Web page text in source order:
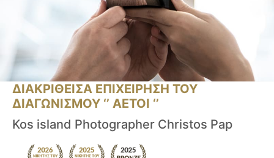
ΔΙΑΚΡΙΘΕΙΣΑ ΕΠΙΧΕΙΡΗΣΗ ΤΟΥ
ΔΙΑΓΩΝΙΣΜΟΥ ‘’ ΑΕΤΟΙ ‘’
Kos island Photographer Christos Pap